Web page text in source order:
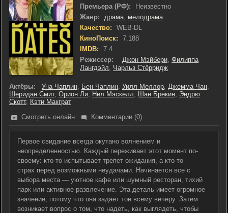
Премьера (РФ):
Неизвестно
Жанр:
драма, мелодрама
Качество:
WEB-DL
КиноПоиск:
7.188
IMDB:
7.4
Режиссер:
Джон Мэйбери, Филиппа
Лангдэйл, Чарльз Стёрридж
Актёры: Уна Чаплин, Бен Чаплин, Уилл Меллор, Джемма Чан,
Шеридан Смит, Орион Ли, Нил Мэскелл, Шан Брекин, Эндрю
Скотт, Кэти Макграт
Смотреть онлайн
Комментарии (0)
Первое свидание всегда окутано волнением и
неопределенностью. Каждый переживает этот момент по-
своему: кто-то испытывает трепет ожидания, а кто-то —
страх перед возможными неудачами. Начинается все с
выбора места — уютное кафе или шумный ресторан, тихий
парк или активное развлечение. Эта деталь имеет огромное
значение, потому что она задает тон всему вечеру. Затем
возникает вопрос о том, что надеть, как выглядеть, чтобы